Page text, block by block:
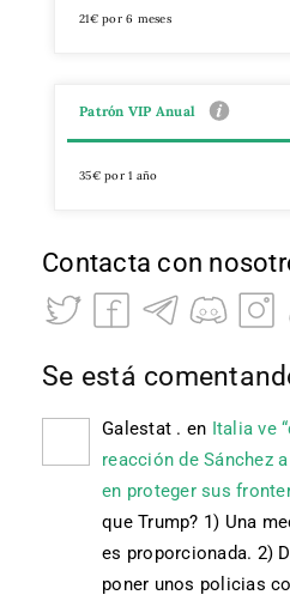
21€ por 6 meses
Patrón VIP Anual
35€ por 1 año
Contacta con
Se está
Galestat . en Italia ve
reacción de Sánchez
en proteger sus
que Trump? 1) Una
es proporcionada. 2)
poner unos policias